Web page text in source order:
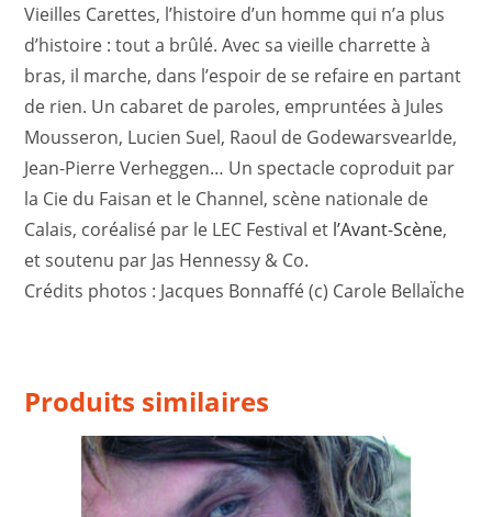
Vieilles Carettes, l’histoire d’un homme qui n’a plus
d’histoire : tout a brûlé. Avec sa vieille charrette à
bras, il marche, dans l’espoir de se refaire en partant
de rien. Un cabaret de paroles, empruntées à Jules
Mousseron, Lucien Suel, Raoul de Godewarsvearlde,
Jean-Pierre Verheggen… Un spectacle coproduit par
la Cie du Faisan et le Channel, scène nationale de
Calais, coréalisé par le LEC Festival et l’Avant-Scène,
et soutenu par Jas Hennessy & Co.
Crédits photos : Jacques Bonnaffé (c) Carole BellaÏche
Produits similaires